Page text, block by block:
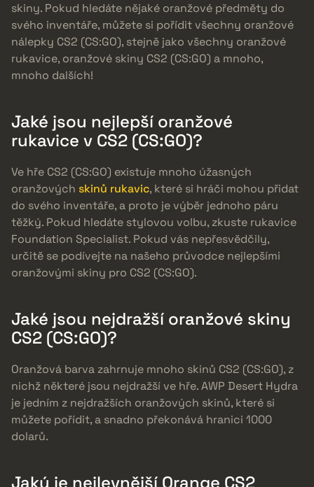
skiny. Pokud hledáte nějaké oranžové předměty do
svého inventáře, můžete si pořídit všechny oranžové
nálepky CS2 (CS:GO), stejně jako všechny oranžové
rukavice, oranžové skiny CS2 (CS:GO) a mnoho,
mnoho dalších!
Jaké jsou nejlepší oranžové
rukavice v CS2 (CS:GO)?
Ve hře CS2 (CS:GO) existuje mnoho úžasných
oranžových skinů rukavic, které si hráči mohou přidat
do svého inventáře, a proto je výběr jednoho páru
těžký. Pokud hledáte stylovou volbu, zkuste rukavice
Foundation Specialist. Pokud vás nepřesvědčily,
určitě se podívejte na našeho průvodce nejlepšími
oranžovými skiny pro CS2 (CS:GO).
Jaké jsou nejdražší oranžové skiny
CS2 (CS:GO)?
Oranžová barva zahrnuje mnoho skinů CS2 (CS:GO), z
nichž některé jsou nejdražší ve hře. AWP Desert Hydra
je jedním z nejdražších oranžových skinů, které si
můžete pořídit, a snadno překonává hranici 1000
dolarů.
Jaký je nejlevnější Orange CS2